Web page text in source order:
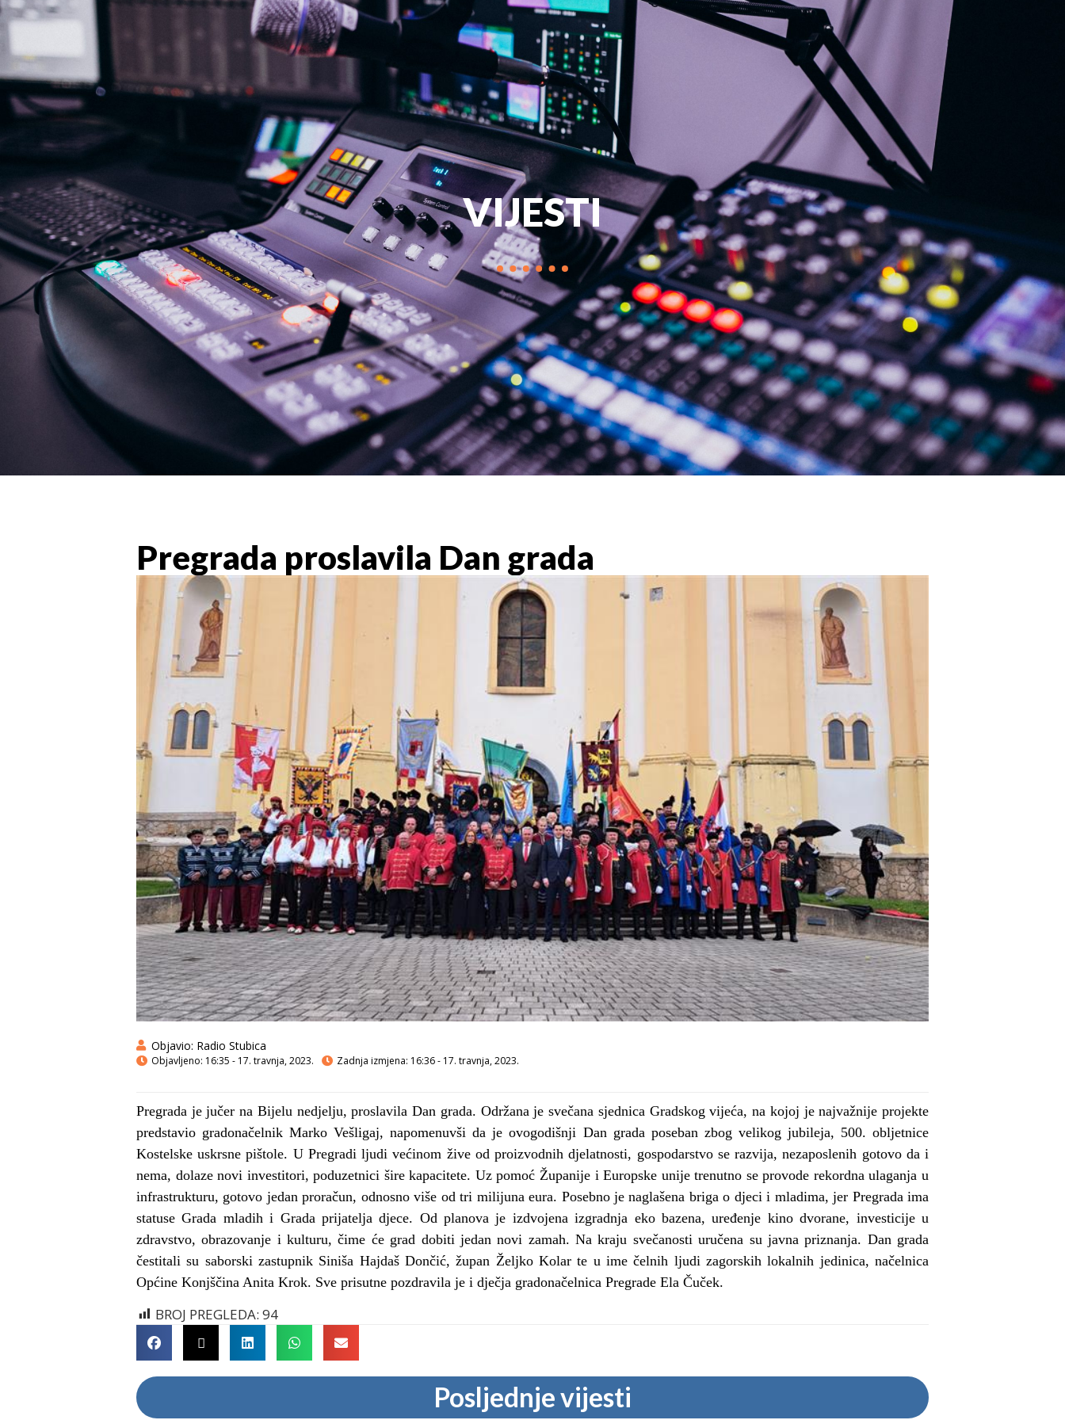
NASLOVNA VIJESTI PROGRAM MARKETING KONTAKT DOKUMENTI
VIJESTI
Pregrada proslavila Dan grada
Objavio: Radio Stubica
Objavljeno: 16:35 - 17. travnja, 2023. Zadnja izmjena: 16:36 - 17. travnja, 2023.
Pregrada je jučer na Bijelu nedjelju, proslavila Dan grada. Održana je svečana sjednica Gradskog vijeća, na kojoj je najvažnije projekte
predstavio gradonačelnik Marko Vešligaj, napomenuvši da je ovogodišnji Dan grada poseban zbog velikog jubileja, 500. obljetnice
Kostelske uskrsne pištole. U Pregradi ljudi većinom žive od proizvodnih djelatnosti, gospodarstvo se razvija, nezaposlenih gotovo da i
nema, dolaze novi investitori, poduzetnici šire kapacitete. Uz pomoć Županije i Europske unije trenutno se provode rekordna ulaganja u
infrastrukturu, gotovo jedan proračun, odnosno više od tri milijuna eura. Posebno je naglašena briga o djeci i mladima, jer Pregrada ima
statuse Grada mladih i Grada prijatelja djece. Od planova je izdvojena izgradnja eko bazena, uređenje kino dvorane, investicije u
zdravstvo, obrazovanje i kulturu, čime će grad dobiti jedan novi zamah. Na kraju svečanosti uručena su javna priznanja. Dan grada
čestitali su saborski zastupnik Siniša Hajdaš Dončić, župan Željko Kolar te u ime čelnih ljudi zagorskih lokalnih jedinica, načelnica
Općine Konjščina Anita Krok. Sve prisutne pozdravila je i dječja gradonačelnica Pregrade Ela Čuček.
BROJ PREGLEDA: 94
Posljednje vijesti